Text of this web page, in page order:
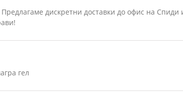
дискретни доставки до офис на Спиди
гел